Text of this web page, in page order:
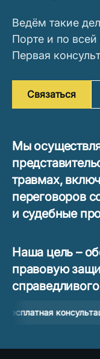
Ведём такие
Порте и по
Первая
Связаться
Мы
травмах,
переговоров
и судебные
Наша цель –
правовую
консультация